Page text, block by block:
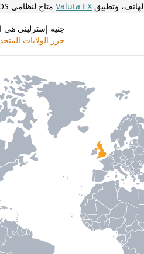
وتطبيق Valuta EX متاح لنظامي iOS وAndroid.
جنيه إسترليني هي
جزر الولايات